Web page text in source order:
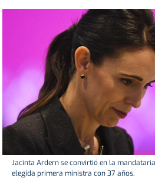
Jacinta Ardern se convirtió en la
elegida primera ministra con 37 años.